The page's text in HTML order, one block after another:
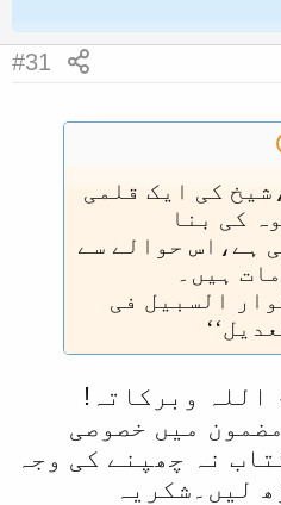
#31
کی ایک قلمی
کی بنا
ہے،اس حوالے سے
ہیں۔
السبیل فی
اللہ وبرکاتہ!
میں خصوصی
نہ چھپنے کی وجہ
لیں۔شکریہ